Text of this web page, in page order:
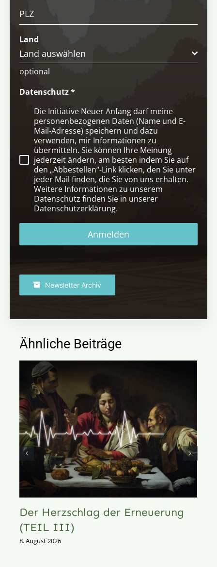
PLZ
Land
Land auswählen
optional
Datenschutz*
Die Initiative Neuer Anfang darf meine
personenbezogenen Daten (Name und E-
Mail-Adresse) speichern und dazu
verwenden, mir Informationen zu
übermitteln. Sie können Ihre Meinung
jederzeit ändern, am besten indem Sie auf
den „Abbestellen“-Link klicken, den Sie unter
jeder Mail finden, die Sie von uns erhalten.
Weitere Informationen zu unserem
Datenschutz finden Sie in unserer
Datenschutzerklärung.
Anmelden
Newsletter Archiv
Ähnliche Beiträge
Der Herzschlag der Erneuerung
(TEIL III)
8. August 2026